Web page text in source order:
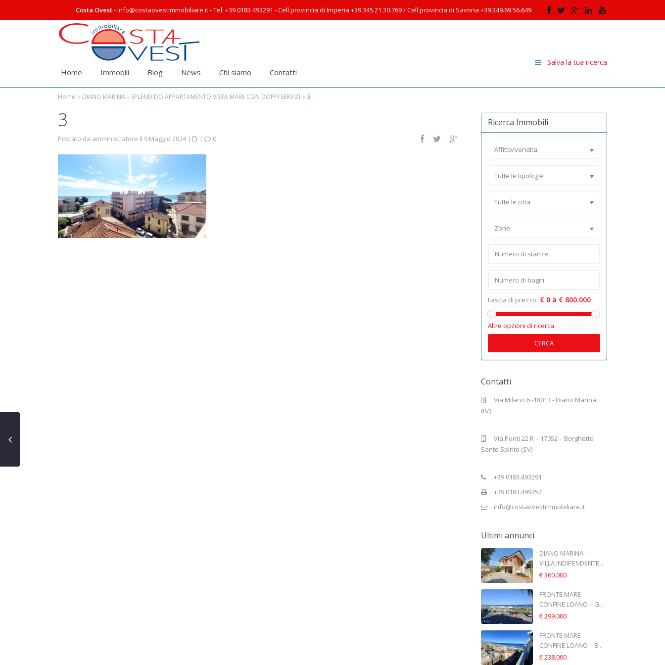
Costa Ovest- info@costaovestimmobiliare.it - Tel: +39 0183 493291 - Cell provincia di Imperia +39.345.21.30.769 / Cell provincia di Savona +39.349.69.56.649
Salva la tua ricerca
Home Immobili Blog News Chi siamo Contatti
Home DIANO MARINA – SPLENDIDO APPARTAMENTO VISTA MARE CON DOPPI SERVIZI 3
3
Postato da amministratore il 9 Maggio 2024 | | 0
Ricerca Immobili
Affitto/vendita
Tutte le tipologie
Tutte le citta
Zone
Fascia di prezzo: € 0 a € 800.000
Altre opzioni di ricerca
CERCA
Contatti
Via Milano 6 -18013 - Diano Marina
(IM)
Via Ponti 22 R – 17052 – Borghetto
Santo Spirito (SV)
+39 0183.493291
+39 0183.499752
info@costaovestimmobiliare.it
Ultimi annunci
DIANO MARINA –
VILLA INDIPENDENTE...
€ 360.000
FRONTE MARE
CONFINE LOANO – G...
€ 299.000
FRONTE MARE
CONFINE LOANO – B...
€ 238.000